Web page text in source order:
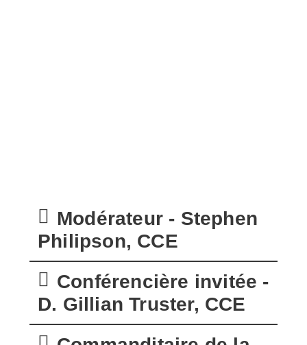
Modérateur - Stephen
Philipson, CCE
Conférencière invitée -
D. Gillian Truster, CCE